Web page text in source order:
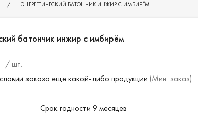
/ ЭНЕРГЕТИЧЕСКИЙ БАТОНЧИК ИНЖИР С ИМБИРЁМ
батончик инжир с имбирём
/ шт.
заказа еще какой-либо продукции (Мин. заказ)
Срок годности 9 месяцев